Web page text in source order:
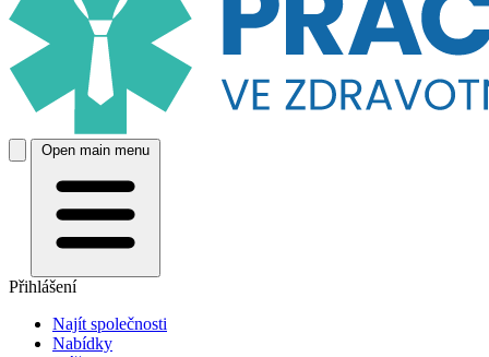
Open main menu
Přihlášení
Najít společnosti
Nabídky